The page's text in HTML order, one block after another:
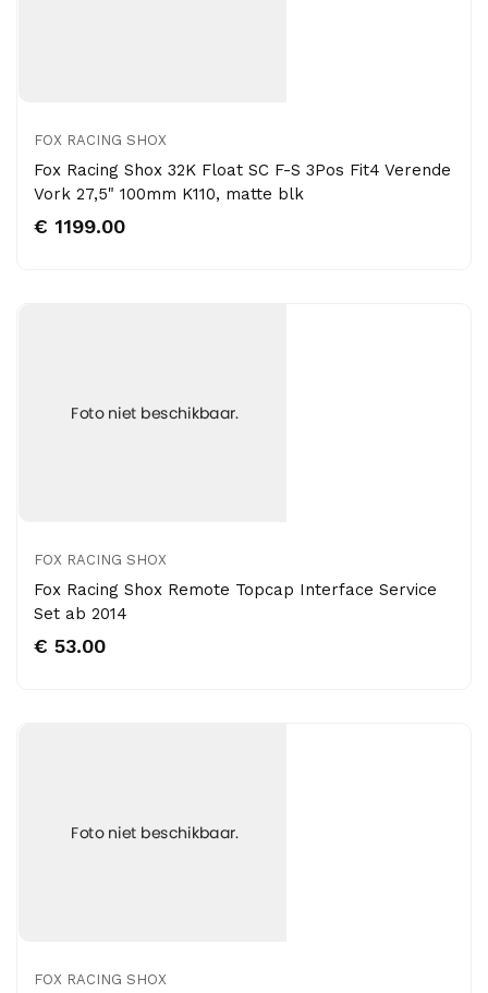
FOX RACING SHOX
Fox Racing Shox 32K Float SC F-S 3Pos Fit4 Verende
Vork 27,5" 100mm K110, matte blk
€ 1199.00
FOX RACING SHOX
Fox Racing Shox Remote Topcap Interface Service
Set ab 2014
€ 53.00
FOX RACING SHOX